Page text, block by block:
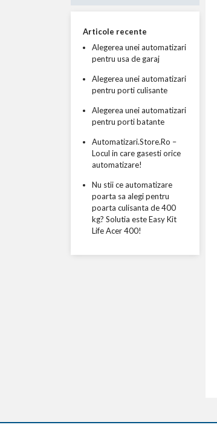
Articole recente
Alegerea unei automatizari
pentru usa de garaj
Alegerea unei automatizari
pentru porti culisante
Alegerea unei automatizari
pentru porti batante
Automatizari.Store.Ro –
Locul in care gasesti orice
automatizare!
Nu stii ce automatizare
poarta sa alegi pentru
poarta culisanta de 400
kg? Solutia este Easy Kit
Life Acer 400!